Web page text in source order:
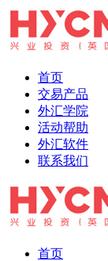
首页
交易产品
外汇学院
活动帮助
外汇软件
联系我们
首页